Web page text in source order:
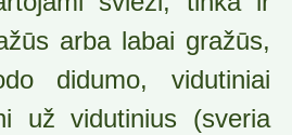
arba labai gražūs,
didumo, vidutiniai
už vidutinius (sveria